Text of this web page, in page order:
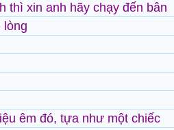
thì xin anh hãy chạy đến bân
lòng
êm đó, tựa như một chiếc